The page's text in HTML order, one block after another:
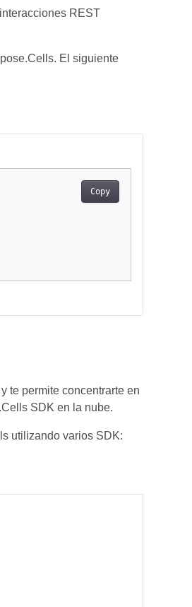
REST
El siguiente
Copy
te permite concentrarte en
SDK en la nube.
utilizando varios SDK: